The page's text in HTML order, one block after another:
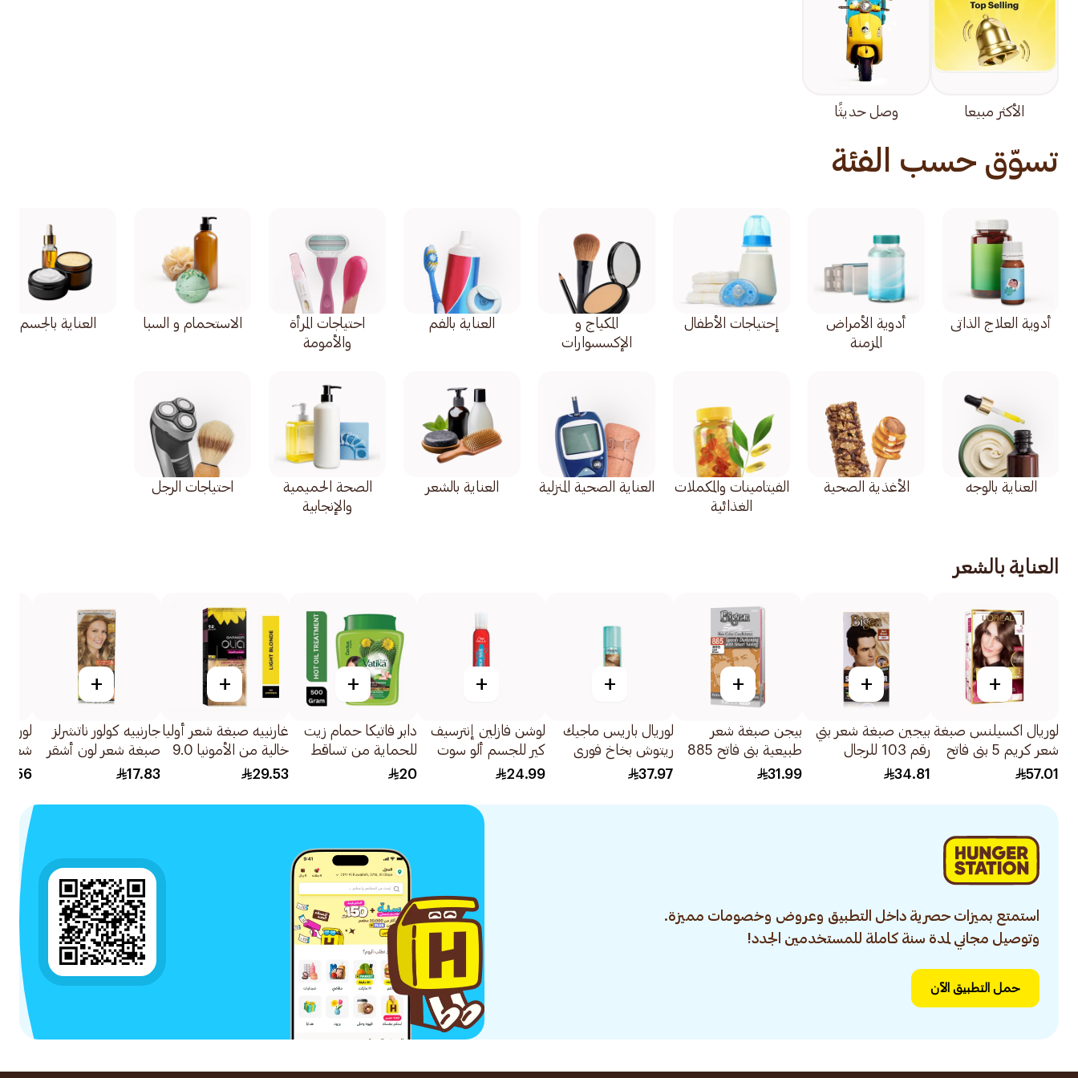
الأكثر مبيعا وصل حديثًا
تسوّق حسب الفئة
أدوية العلاج الذاتي
أدوية الأمراض
المزمنة
إحتياجات الأطفال
المكياج و
الإكسسوارات
العناية بالفم
احتياجات المرأة
والأمومة
الاستحمام و السبا العناية بالجسم
العناية بالوجه الأغذية الصحية
الفيتامينات والمكملات
الغذائية
العناية الصحية المنزلية العناية بالشعر
الصحة الحميمية
والإنجابية
احتياجات الرجل
العناية بالشعر
+
لوريال اكسيلنس صبغة
شعر كريم 5 بني فاتح
1قطعة57.01
+
بيجين صبغة شعر بني
رقم 103 للرجال
80جرام
34.81
+
بيجن صبغة شعر
طبيعية بني فاتح 885
40جرام
31.99
+
لوريال باريس ماجيك
ريتوش بخاخ فوري
لإخفاء لون جذور الشعر
37.97
+
لوشن فازلين إنترسيف
كير للجسم ألو سوت
200مل
24.99
+
دابر فاتيكا حمام زيت
للحماية من تساقط
الشعر 500جرام
20
+
غارنييه صبغة شعر أوليا
خالية من الأمونيا 9.0
أشقر فاتح 1علبة
29.53
+
جارنييه كولور ناتشرلز
صبغة شعر لون أشقر
فاتح رقم 8 1قطعة
17.83 لايت
استمتع بميزات حصرية داخل التطبيق وعروض وخصومات مميزة.
وتوصيل مجاني لمدة سنة كاملة للمستخدمين الجدد!
حمل التطبيق الآن